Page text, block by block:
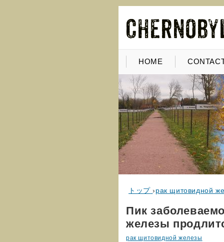
HOME
トップ ›рак щитовидной
Пик
железы
рак щитовидной железы